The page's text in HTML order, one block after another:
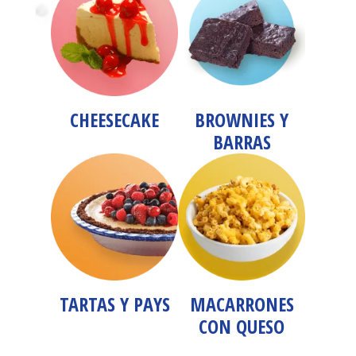
CHEESECAKE
BROWNIES Y
BARRAS
TARTAS Y PAYS
MACARRONES
CON QUESO